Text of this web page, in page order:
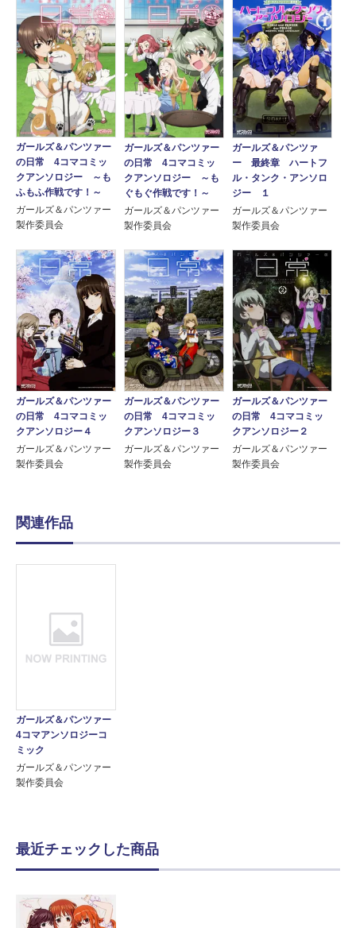
ガールズ＆パンツァー
の日常 4コマコミッ
クアンソロジー ～も
ふもふ作戦です！～
ガールズ＆パンツァー
製作委員会
ガールズ＆パンツァー
の日常 4コマコミッ
クアンソロジー ～も
ぐもぐ作戦です！～
ガールズ＆パンツァー
製作委員会
ガールズ＆パンツァ
ー 最終章 ハートフ
ル・タンク・アンソロ
ジー １
ガールズ＆パンツァー
製作委員会
ガールズ＆パンツァー
の日常 4コマコミッ
クアンソロジー４
ガールズ＆パンツァー
製作委員会
ガールズ＆パンツァー
の日常 4コマコミッ
クアンソロジー３
ガールズ＆パンツァー
製作委員会
ガールズ＆パンツァー
の日常 4コマコミッ
クアンソロジー２
ガールズ＆パンツァー
製作委員会
関連作品
ガールズ＆パンツァー
4コマアンソロジーコ
ミック
ガールズ＆パンツァー
製作委員会
最近チェックした商品